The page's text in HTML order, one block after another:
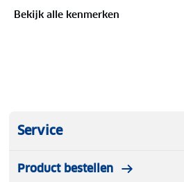
Bekijk alle kenmerken
Service
Product bestellen